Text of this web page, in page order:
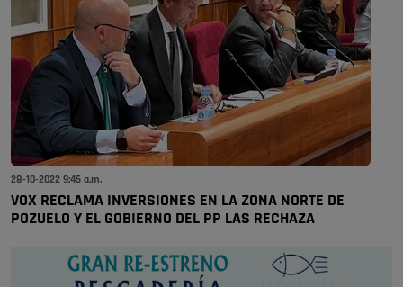
28-10-2022 9:45 a.m.
VOX RECLAMA INVERSIONES EN LA ZONA NORTE DE
POZUELO Y EL GOBIERNO DEL PP LAS RECHAZA